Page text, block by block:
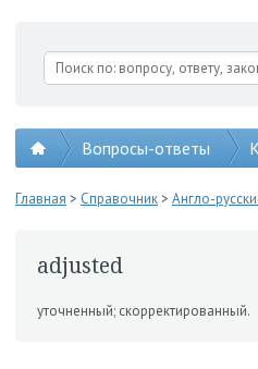
Вопросы-ответы
Главная > Справочник> Англо-
adjusted
уточненный; скорректиро­ванный.